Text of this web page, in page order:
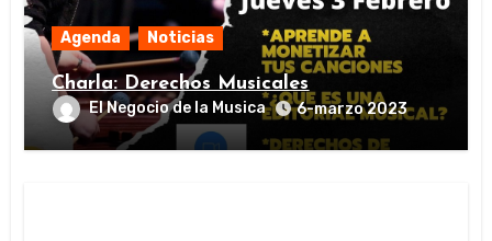
Agenda Noticias
Charla: Derechos Musicales
El Negocio de la Musica 6-marzo 2023